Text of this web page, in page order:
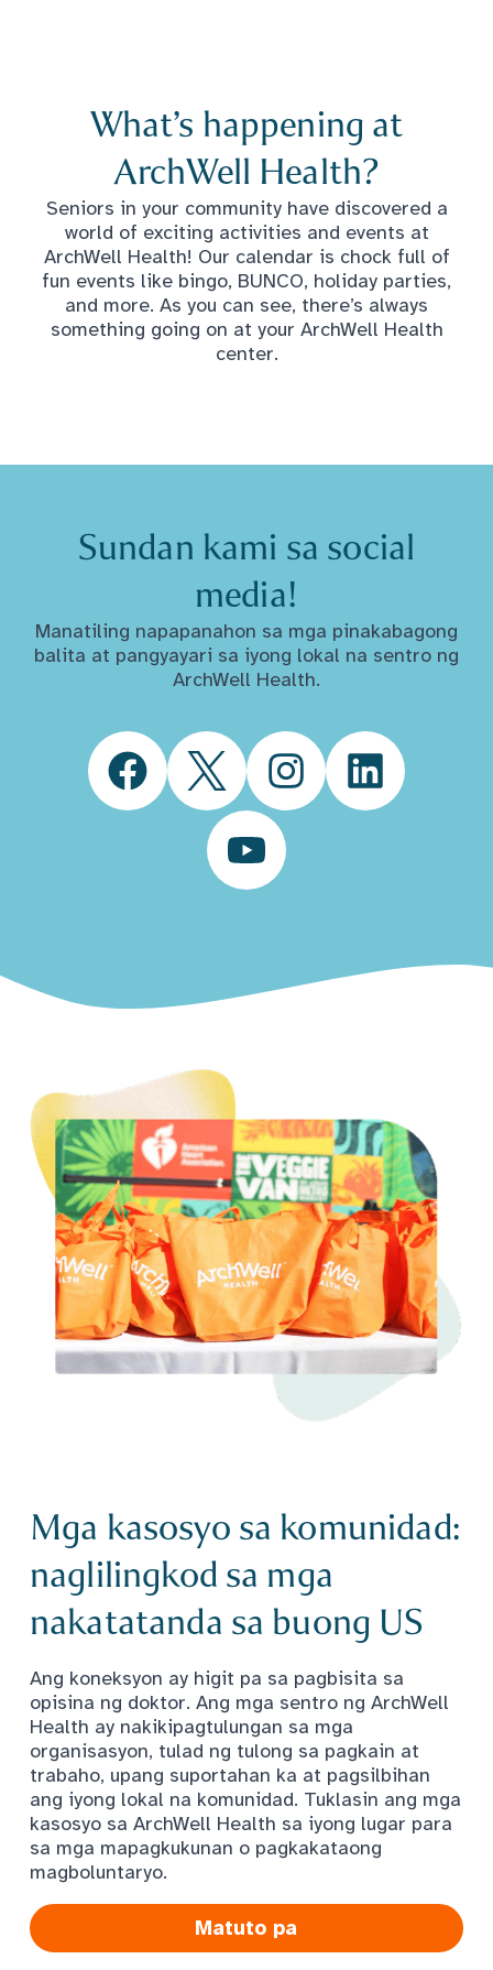
What’s happening at
ArchWell Health?
Seniors in your community have discovered a
world of exciting activities and events at
ArchWell Health! Our calendar is chock full of
fun events like bingo, BUNCO, holiday parties,
and more. As you can see, there’s always
something going on at your ArchWell Health
center.
Sundan kami sa social
media!
Manatiling napapanahon sa mga pinakabagong
balita at pangyayari sa iyong lokal na sentro ng
ArchWell Health.
FacebookTwitter InstagramLinkedIn
YouTube
Mga kasosyo sa komunidad:
naglilingkod sa mga
nakatatanda sa buong US
Ang koneksyon ay higit pa sa pagbisita sa
opisina ng doktor. Ang mga sentro ng ArchWell
Health ay nakikipagtulungan sa mga
organisasyon, tulad ng tulong sa pagkain at
trabaho, upang suportahan ka at pagsilbihan
ang iyong lokal na komunidad. Tuklasin ang mga
kasosyo sa ArchWell Health sa iyong lugar para
sa mga mapagkukunan o pagkakataong
magboluntaryo.
Matuto pa